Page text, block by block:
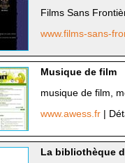
Films Sans
www.films-sans-
Musique de film
musique de film,
www.awess.fr
|
La bibliothèque